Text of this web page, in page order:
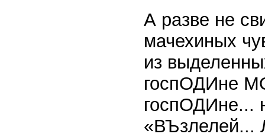
А разве не
мачехиных
из
госпОДИне